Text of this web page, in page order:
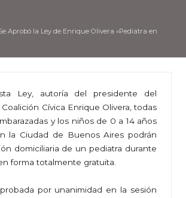
Aprobó la Ley de Enrique Olivera «Pediatra en
Ley, autoría del presidente del
Cívica Enrique Olivera, todas
y los niños de 0 a 14 años
la Ciudad de Buenos Aires podrán
domiciliaria de un pediatra durante
forma totalmente gratuita.
por unanimidad en la sesión